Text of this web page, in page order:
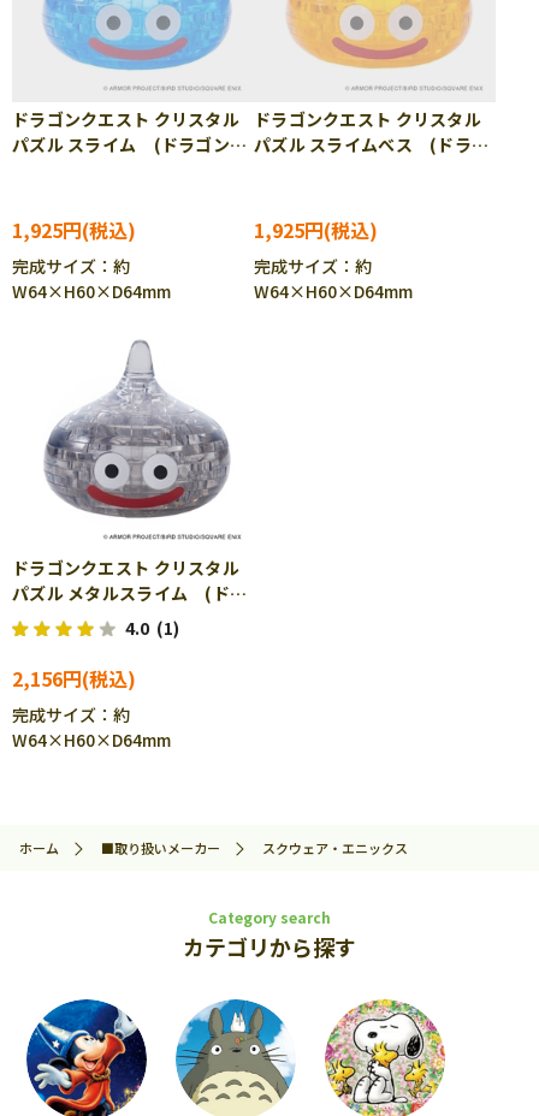
ドラゴンクエスト クリスタル
パズル スライム (ドラゴンク
1,925円
完成サイズ：約
W64×H60×D64mm
ドラゴンクエスト クリスタル
パズル スライムべス (ドラゴ
1,925円
完成サイズ：約
W64×H60×D64mm
ドラゴンクエスト クリスタル
パズル メタルスライム (ドラ
ゴンクエスト) 28ピース
SQE-27336
4.0 (1)
2,156円
完成サイズ：約
W64×H60×D64mm
ホーム ■取り扱いメーカー スクウェア・エニックス
Category search
カテゴリから探す